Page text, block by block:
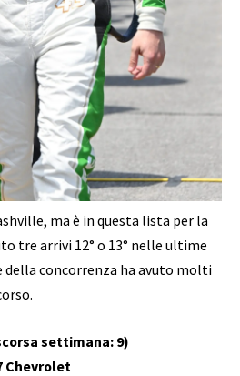
ma è in questa lista per la
tre arrivi 12° o 13° nelle ultime
della concorrenza ha avuto molti
settimana: 9)
Chevrolet